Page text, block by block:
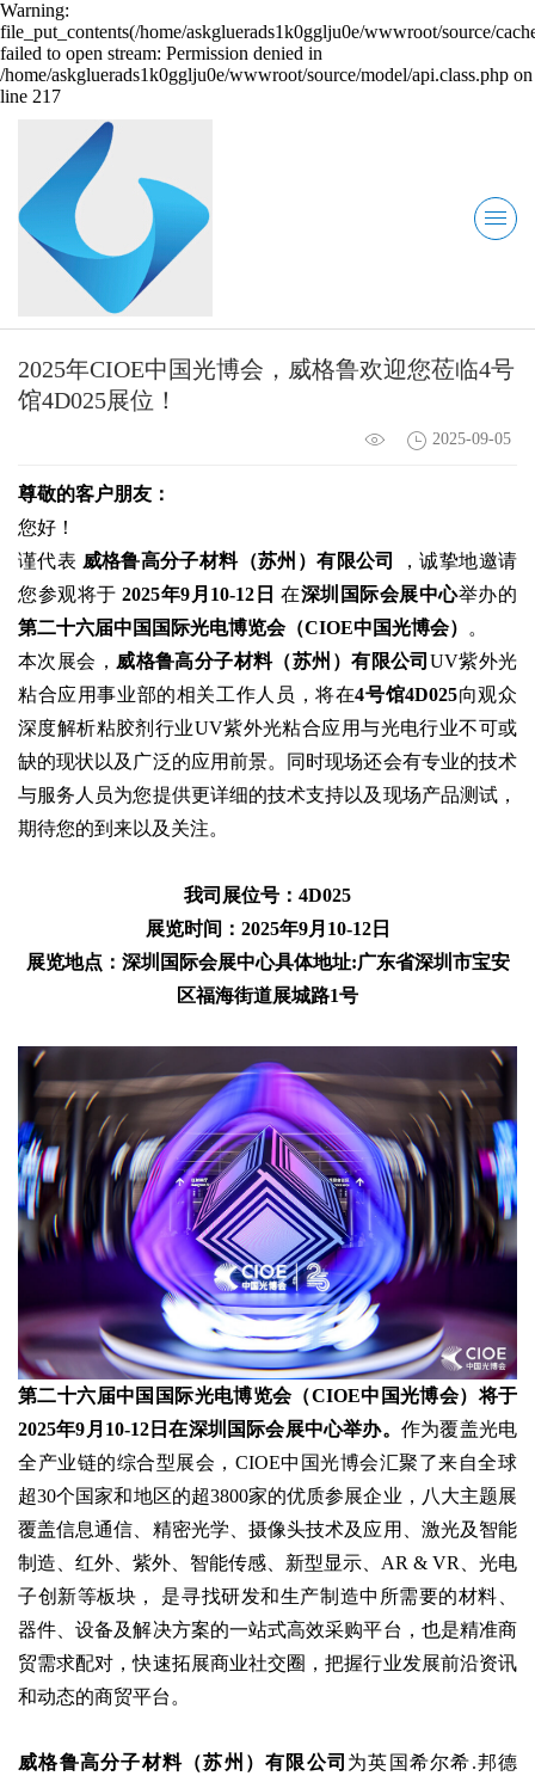
Warning:
file_put_contents(/home/askgluerads1k0gglju0e/wwwroot/source/
failed to open stream: Permission denied in
/home/askgluerads1k0gglju0e/wwwroot/source/model/api.class.php on
line 217
2025年CIOE中国光博会，威格鲁欢迎您莅临4号
馆4D025展位！
2025-09-05
尊敬的客户朋友：
您好！
谨代表 威格鲁高分子材料（苏州）有限公司
，诚挚地邀请
您参观将于2025年9月10-12日 在深圳国际会展中心举办的
第二十六届中国国际光电博览会（CIOE中国光博会）
。
本次展会， 威格鲁高分子材料（苏州）有限公司 UV紫外光
粘合应用事业部的相关工作人员，将在4号馆4D025向观众
深度解析粘胶剂行业UV紫外光粘合应用与光电行业不可或
缺的现状以及广泛的应用前景。同时现场还会有专业的技术
与服务人员为您提供更详细的技术支持以及现场产品测试，
期待您的到来以及关注。
我司展位号：4D025
展览时间：2025年9月10-12日
展览地点：深圳国际会展中心具体地址:广东省深圳市宝安
区福海街道展城路1号
第二十六届中国国际光电博览会（CIOE中国光博会）将于
2025年9月10-12日在深圳国际会展中心举办。 作为覆盖光电
全产业链的综合型展会，CIOE中国光博会汇聚了来自全球
超30个国家和地区的超3800家的优质参展企业，八大主题展
覆盖信息通信、精密光学、摄像头技术及应用、激光及智能
制造、红外、紫外、智能传感、新型显示、AR & VR、光电
子创新等板块， 是寻找研发和生产制造中所需要的材料、
器件、设备及解决方案的一站式高效采购平台，也是精准商
贸需求配对，快速拓展商业社交圈，把握行业发展前沿资讯
和动态的商贸平台。
威格鲁高分子材料（苏州）有限公司 为英国希尔希.邦德